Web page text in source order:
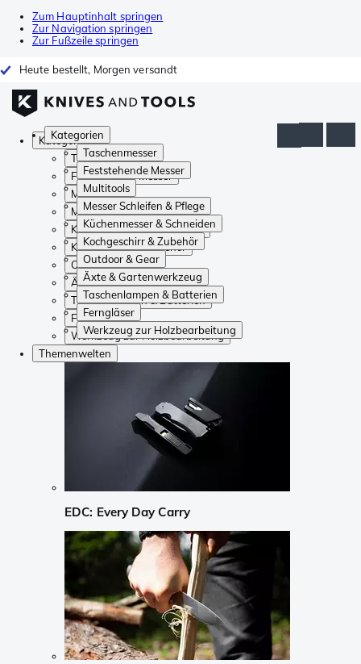
Zum Hauptinhalt springen
Zur Navigation springen
Zur Fußzeile springen
Heute bestellt, Morgen versandt
Kategorien
Taschenmesser
Feststehende Messer
Multitools
Messer Schleifen & Pflege
Küchenmesser & Schneiden
Kochgeschirr & Zubehör
Outdoor & Gear
Äxte & Gartenwerkzeug
Taschenlampen & Batterien
Ferngläser
Werkzeug zur Holzbearbeitung
Kategorien
Taschenmesser
Feststehende Messer
Multitools
Messer Schleifen & Pflege
Küchenmesser & Schneiden
Kochgeschirr & Zubehör
Outdoor & Gear
Äxte & Gartenwerkzeug
Taschenlampen & Batterien
Ferngläser
Werkzeug zur Holzbearbeitung
Themenwelten
EDC: Every Day Carry